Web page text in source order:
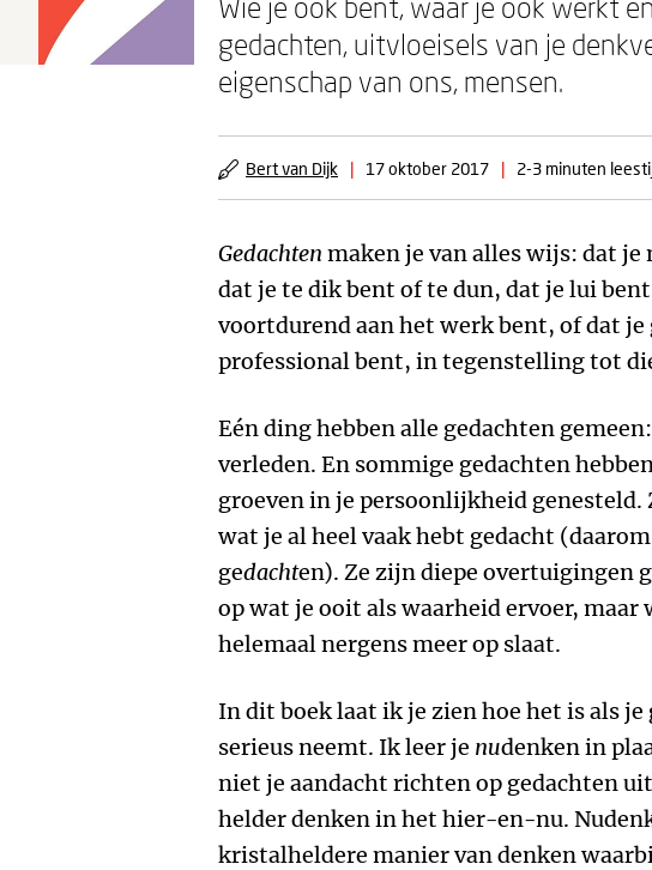
gedachten, uitvloeisels van je
eigenschap van ons, mensen.
Bert van Dijk | 17 oktober 2017 | 2-3 minuten
Gedachten maken je van alles wijs: dat je
dat je te dik bent of te dun, dat je lui
voortdurend aan het werk bent, of dat je
professional bent, in tegenstelling tot
Eén ding hebben alle gedachten
verleden. En sommige gedachten
groeven in je persoonlijkheid genesteld.
wat je al heel vaak hebt gedacht
gedachten). Ze zijn diepe overtuigingen
op wat je ooit als waarheid ervoer, maar
helemaal nergens meer op slaat.
In dit boek laat ik je zien hoe het is als
serieus neemt. Ik leer je nudenken in
niet je aandacht richten op gedachten
helder denken in het hier-en-nu.
kristalheldere manier van denken